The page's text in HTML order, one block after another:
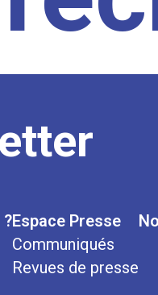
Espace Presse
Communiqués
Revues de presse